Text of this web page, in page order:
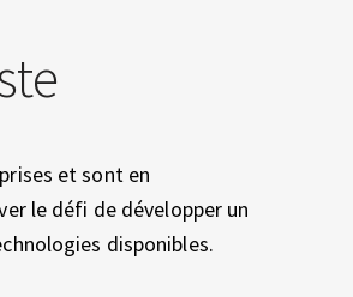
et sont en
le défi de développer un
disponibles.